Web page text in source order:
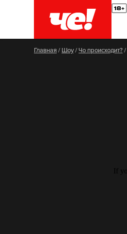
Главная/ Шоу/Чо происходит?/